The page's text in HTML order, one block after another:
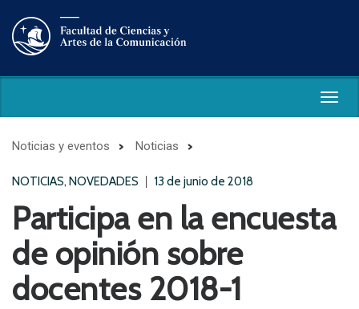
Noticias y eventos Noticias
NOTICIAS, NOVEDADES 13 de junio de 2018
Participa en la encuesta
de opinión sobre
docentes 2018-1